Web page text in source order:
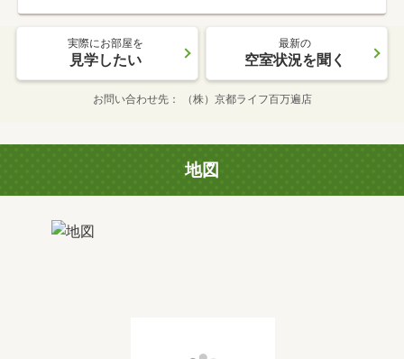
実際にお部屋を
見学したい
最新の
空室状況を聞く
お問い合わせ先 （株）京都ライフ百万遍店
地図